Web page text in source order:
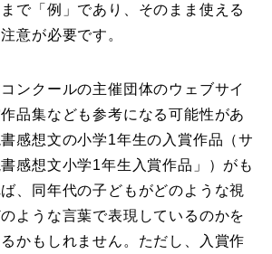
で「例」であり、そのまま使える
意が必要です。
ンクールの主催団体のウェブサイ
品集なども参考になる可能性があ
感想文の小学1年生の入賞作品（サ
感想文小学1年生入賞作品」）がも
、同年代の子どもがどのような視
ような言葉で表現しているのかを
かもしれません。ただし、入賞作